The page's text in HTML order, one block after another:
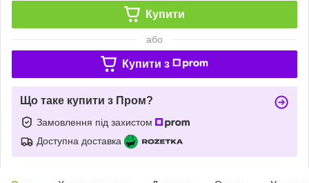
Купити
або
Купити з
Що таке купити з Пром?
Замовлення під захистом
Доступна доставка